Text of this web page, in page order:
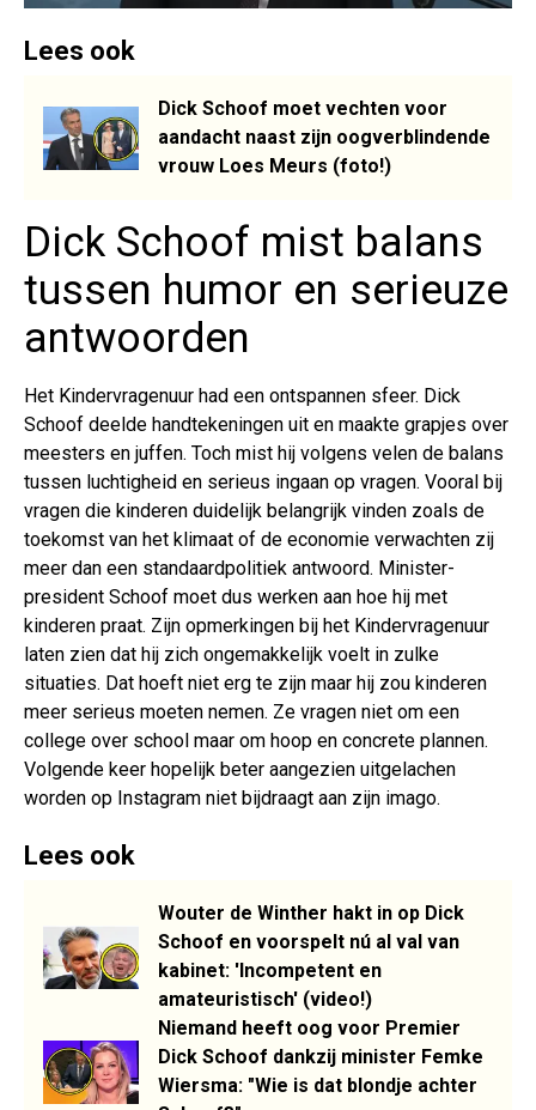
Lees ook
Dick Schoof moet vechten voor
aandacht naast zijn oogverblindende
vrouw Loes Meurs (foto!)
Dick Schoof mist balans
tussen humor en serieuze
antwoorden
Het Kindervragenuur had een ontspannen sfeer. Dick
Schoof deelde handtekeningen uit en maakte grapjes over
meesters en juffen. Toch mist hij volgens velen de balans
tussen luchtigheid en serieus ingaan op vragen. Vooral bij
vragen die kinderen duidelijk belangrijk vinden zoals de
toekomst van het klimaat of de economie verwachten zij
meer dan een standaardpolitiek antwoord. Minister-
president Schoof moet dus werken aan hoe hij met
kinderen praat. Zijn opmerkingen bij het Kindervragenuur
laten zien dat hij zich ongemakkelijk voelt in zulke
situaties. Dat hoeft niet erg te zijn maar hij zou kinderen
meer serieus moeten nemen. Ze vragen niet om een
college over school maar om hoop en concrete plannen.
Volgende keer hopelijk beter aangezien uitgelachen
worden op Instagram niet bijdraagt aan zijn imago.
Lees ook
Wouter de Winther hakt in op Dick
Schoof en voorspelt nú al val van
kabinet: 'Incompetent en
amateuristisch' (video!)
Niemand heeft oog voor Premier
Dick Schoof dankzij minister Femke
Wiersma: "Wie is dat blondje achter